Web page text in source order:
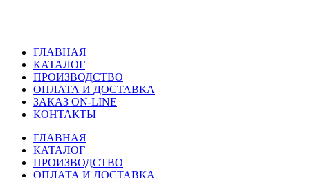
ГЛАВНАЯ
КАТАЛОГ
ПРОИЗВОДСТВО
ОПЛАТА И ДОСТАВКА
ЗАКАЗ ON-LINE
КОНТАКТЫ
ГЛАВНАЯ
КАТАЛОГ
ПРОИЗВОДСТВО
ОПЛАТА И ДОСТАВКА